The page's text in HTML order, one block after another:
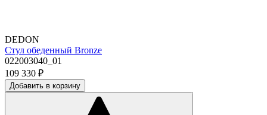
DEDON
Стул обеденный Bronze
022003040_01
109 330 ₽
Добавить в корзину